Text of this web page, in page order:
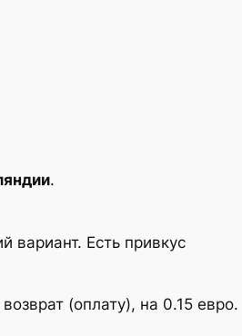
.
вариант. Есть привкус
(оплату), на 0.15 евро.